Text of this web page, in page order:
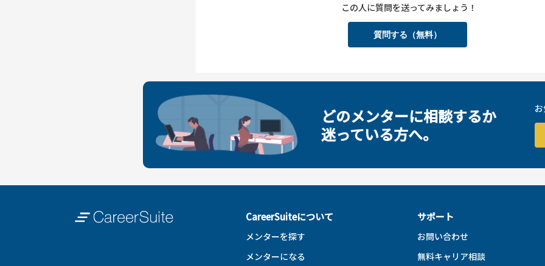
この人に質問を送ってみましょう！
質問する（無料）
どのメンターに相談するか
迷っている方へ。
CareerSuiteについて
メンターを探す
メンターになる
サポート
お問い合わせ
無料キャリア相談